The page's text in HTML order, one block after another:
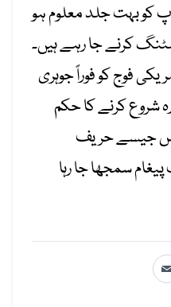
کو بہت جلد معلوم ہو
فوج کو فوراً جوہری
شروع کرنے کا حکم
جیسے حریف
سمجھا جا رہا